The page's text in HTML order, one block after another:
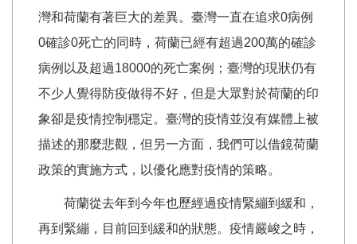
灣和荷蘭有著巨大的差異。臺灣一直在追求0病例
0確診0死亡的同時，荷蘭已經有超過200萬的確診
病例以及超過18000的死亡案例；臺灣的現狀仍有
不少人覺得防疫做得不好，但是大眾對於荷蘭的印
象卻是疫情控制穩定。臺灣的疫情並沒有媒體上被
描述的那麼悲觀，但另一方面，我們可以借鏡荷蘭
政策的實施方式，以優化應對疫情的策略。
荷蘭從去年到今年也歷經過疫情緊繃到緩和，
再到緊繃，目前回到緩和的狀態。疫情嚴峻之時，